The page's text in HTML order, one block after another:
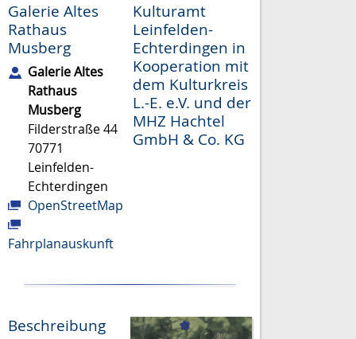
Galerie Altes
Rathaus
Musberg
Galerie Altes
Rathaus
Musberg
Filderstraße 44
70771
Leinfelden-
Echterdingen
OpenStreetMap
Fahrplanauskunft
Kulturamt
Leinfelden-
Echterdingen in
Kooperation mit
dem Kulturkreis
L.-E. e.V. und der
MHZ Hachtel
GmbH & Co. KG
Beschreibung